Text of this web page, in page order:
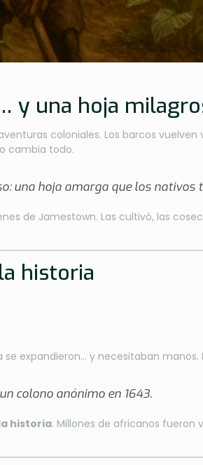
y una hoja
coloniales. Los barcos
cambia todo.
una hoja amarga que los nativos
de Jamestown. Las cultivó, las
historia
expandieron… y necesitaban
colono anónimo en 1643.
historia. Millones de africanos fueron